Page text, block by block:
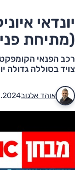
(מתיחת
רכב הפנאי
צויד בסוללה גדולה
אוהד אלגוב